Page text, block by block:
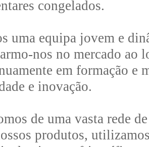
congelados.
uma equipa jovem e
nos no mercado ao
em formação e
e inovação.
de uma vasta rede
produtos,